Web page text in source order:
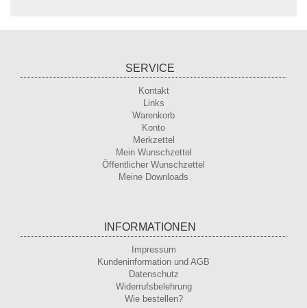
SERVICE
Kontakt
Links
Warenkorb
Konto
Merkzettel
Mein Wunschzettel
Öffentlicher Wunschzettel
Meine Downloads
INFORMATIONEN
Impressum
Kundeninformation und AGB
Datenschutz
Widerrufsbelehrung
Wie bestellen?